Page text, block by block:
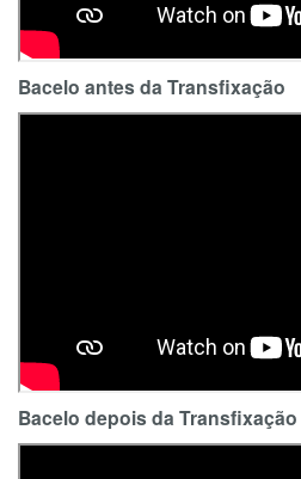
Bacelo antes da Transfixação
Bacelo depois da Transfixação